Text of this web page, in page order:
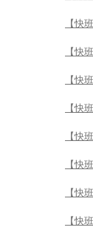
【快
【快
【快
【快
【快
【快
【快
【快